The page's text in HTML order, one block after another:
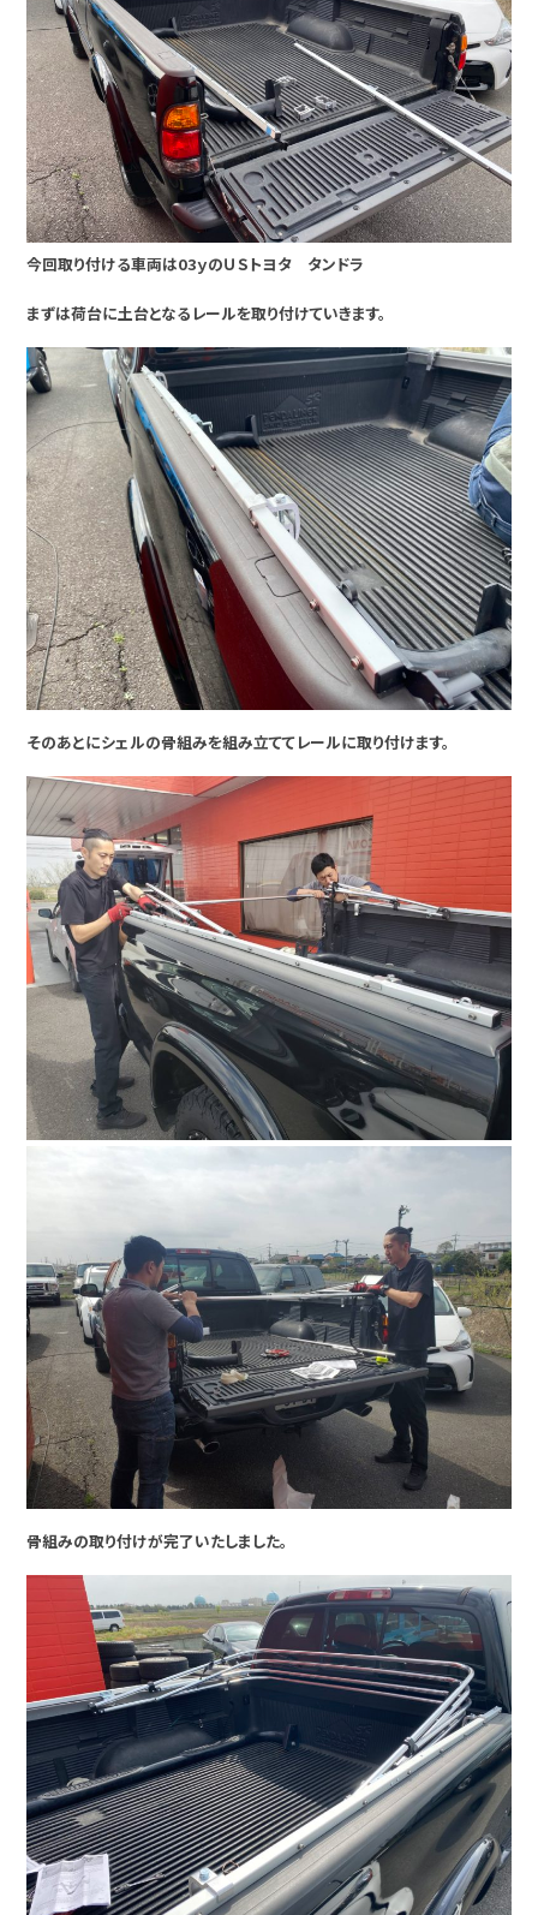
今回取り付ける車両は03ｙのＵＳトヨタ タンドラ
まずは荷台に土台となるレールを取り付けていきます。
そのあとにシェルの骨組みを組み立ててレールに取り付けます。
骨組みの取り付けが完了いたしました。